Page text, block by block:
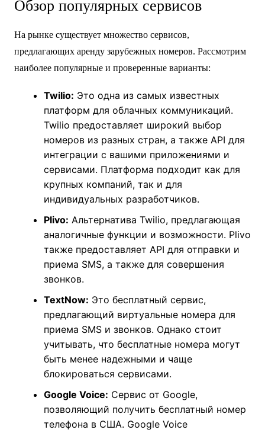
Обзор популярных сервисов
На рынке существует множество сервисов,
предлагающих аренду зарубежных номеров. Рассмотрим
наиболее популярные и проверенные варианты:
Twilio: Это одна из самых известных
платформ для облачных коммуникаций.
Twilio предоставляет широкий выбор
номеров из разных стран, а также API для
интеграции с вашими приложениями и
сервисами. Платформа подходит как для
крупных компаний, так и для
индивидуальных разработчиков.
Plivo: Альтернатива Twilio, предлагающая
аналогичные функции и возможности. Plivo
также предоставляет API для отправки и
приема SMS, а также для совершения
звонков.
TextNow: Это бесплатный сервис,
предлагающий виртуальные номера для
приема SMS и звонков. Однако стоит
учитывать, что бесплатные номера могут
быть менее надежными и чаще
блокироваться сервисами.
Google Voice: Сервис от Google,
позволяющий получить бесплатный номер
телефона в США. Google Voice